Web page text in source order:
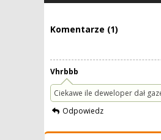
Komentarze (1)
Vhrbbb
Ciekawe ile deweloper dał
Odpowiedz